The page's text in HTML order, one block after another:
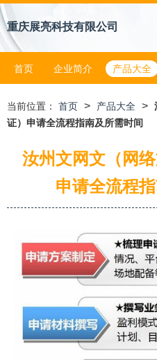
重庆展亮科技有限公司
首页 企业简介 产品大全
当前位置： 首页 > 产品大全 >
证）申请全流程指南及所需时间
汝州文网文（网
申请全流程